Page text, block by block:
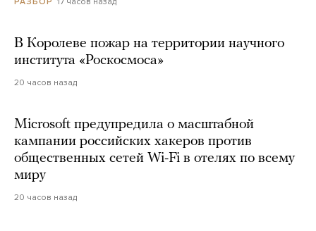
В Королеве пожар на территории научного
института «Роскосмоса»
20 часов назад
Microsoft предупредила о масштабной
кампании российских хакеров против
общественных сетей Wi-Fi в отелях по всему
миру
20 часов назад